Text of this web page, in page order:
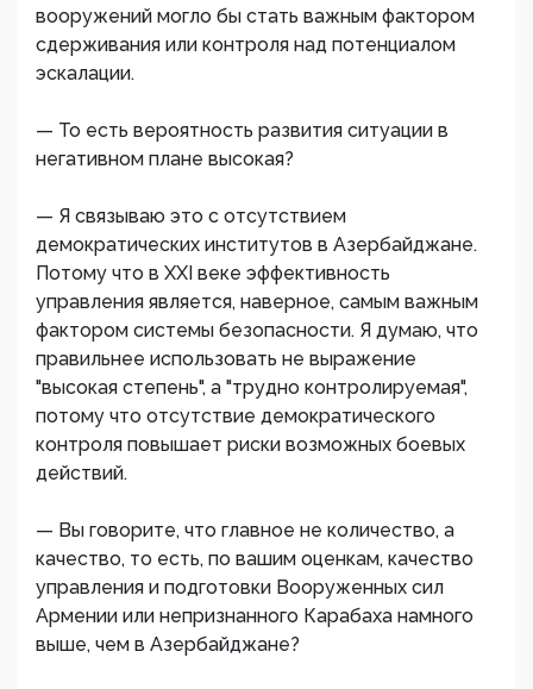
вооружений могло бы стать важным фактором
сдерживания или контроля над потенциалом
эскалации.
— То есть вероятность развития ситуации в
негативном плане высокая?
— Я связываю это с отсутствием
демократических институтов в Азербайджане.
Потому что в XXI веке эффективность
управления является, наверное, самым важным
фактором системы безопасности. Я думаю, что
правильнее использовать не выражение
"высокая степень", а "трудно контролируемая",
потому что отсутствие демократического
контроля повышает риски возможных боевых
действий.
— Вы говорите, что главное не количество, а
качество, то есть, по вашим оценкам, качество
управления и подготовки Вооруженных сил
Армении или непризнанного Карабаха намного
выше, чем в Азербайджане?